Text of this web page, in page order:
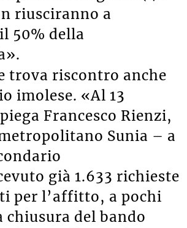
riusciranno a
50% della
trova riscontro anche
imolese. «Al 13
Francesco Rienzi,
Sunia – a
già 1.633 richieste
per l’affitto, a pochi
del bando